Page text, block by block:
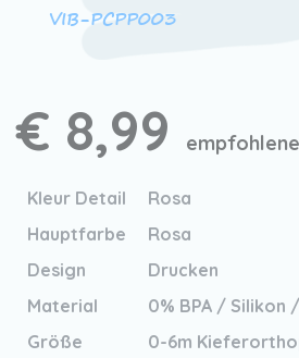
VIB-PCPP003
€ 8,99
Kleur Detail
Rosa
Hauptfarbe
Rosa
Design
Drucken
Material
0% BPA / Silikon
Größe
0-6m